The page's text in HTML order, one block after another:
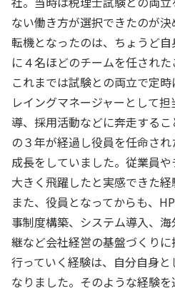
ない働き方が選択できたのが決
転機となったのは、ちょうど
に４名ほどのチームを任された
これまでは試験との両立で定
レイングマネージャーとして
導、採用活動などに奔走する
の３年が経過し役員を任命さ
成長をしていました。従業員
大きく飛躍したと実感できた経
また、役員となってからも、
事制度構築、システム導入、
継など会社経営の基盤づくり
行っていく経験は、自分自身
なりました。そのような経験